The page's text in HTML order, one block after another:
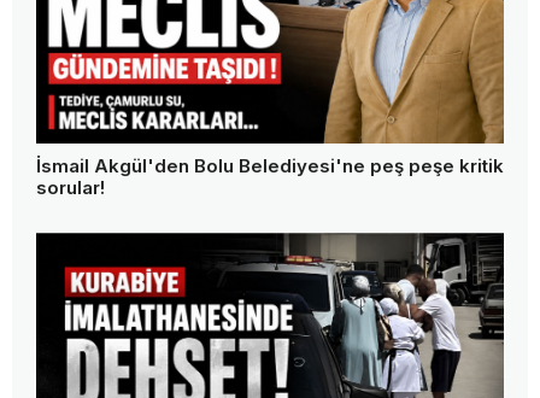
İsmail Akgül'den Bolu Belediyesi'ne peş peşe kritik
sorular!